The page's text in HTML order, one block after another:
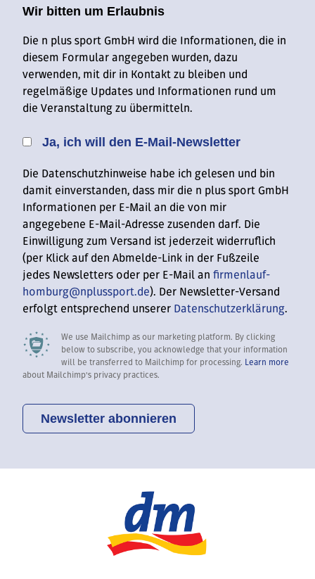
Wir bitten um Erlaubnis
Die n plus sport GmbH wird die Informationen, die in
diesem Formular angegeben wurden, dazu
verwenden, mit dir in Kontakt zu bleiben und
regelmäßige Updates und Informationen rund um
die Veranstaltung zu übermitteln.
Ja, ich will den E-Mail-Newsletter
Die Datenschutzhinweise habe ich gelesen und bin
damit einverstanden, dass mir die n plus sport GmbH
Informationen per E-Mail an die von mir
angegebene E-Mail-Adresse zusenden darf. Die
Einwilligung zum Versand ist jederzeit widerruflich
(per Klick auf den Abmelde-Link in der Fußzeile
jedes Newsletters oder per E-Mail anfirmenlauf-
homburg@nplussport.de). Der Newsletter-Versand
erfolgt entsprechend unserer Datenschutzerklärung.
We use Mailchimp as our marketing platform. By clicking
below to subscribe, you acknowledge that your information
will be transferred to Mailchimp for processing. Learn more
about Mailchimp's privacy practices.